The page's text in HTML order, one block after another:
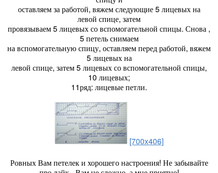
оставляем за работой, вяжем следующие 5 лицевых на
левой спице, затем
провязываем 5 лицевых со вспомогательной спицы. Снова ,
5 петель снимаем
на вспомогательную спицу, оставляем перед работой, вяжем
5 лицевых на
левой спице, затем 5 лицевых со вспомогательной спицы,
10 лицевых;
11ряд: лицевые петли.
[700x406]
Ровных Вам петелек и хорошего настроения! Не забывайте